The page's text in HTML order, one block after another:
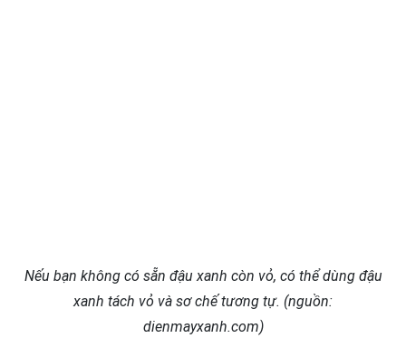
Nếu bạn không có sẵn đậu xanh còn vỏ, có thể dùng đậu
xanh tách vỏ và sơ chế tương tự. (nguồn:
dienmayxanh.com)